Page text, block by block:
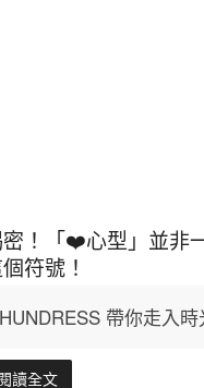
！「❤️心型」並非
符號！
HUNDRESS 帶你走入
讀全文